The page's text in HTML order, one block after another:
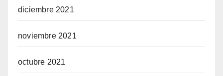
diciembre 2021
noviembre 2021
octubre 2021